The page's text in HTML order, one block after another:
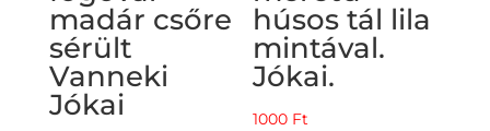
madár csőre
sérült
Vanneki
Jókai
húsos tál lila
mintával.
Jókai.
1000 Ft